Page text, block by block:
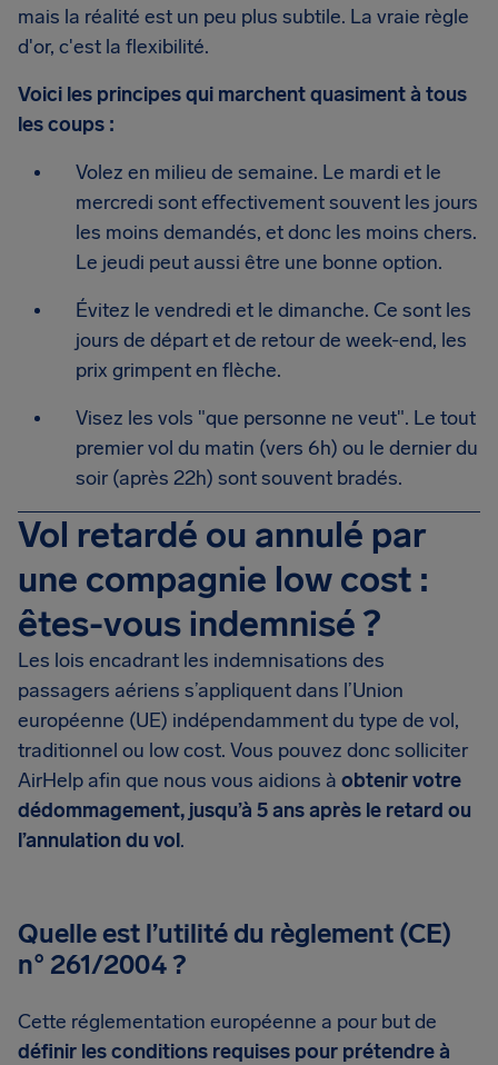
mais la réalité est un peu plus subtile. La vraie règle
d'or, c'est la flexibilité.
Voici les principes qui marchent quasiment à tous
les coups :
Volez en milieu de semaine. Le mardi et le
mercredi sont effectivement souvent les jours
les moins demandés, et donc les moins chers.
Le jeudi peut aussi être une bonne option.
Évitez le vendredi et le dimanche. Ce sont les
jours de départ et de retour de week-end, les
prix grimpent en flèche.
Visez les vols "que personne ne veut". Le tout
premier vol du matin (vers 6h) ou le dernier du
soir (après 22h) sont souvent bradés.
Vol retardé ou annulé par
une compagnie low cost :
êtes-vous indemnisé ?
Les lois encadrant les indemnisations des
passagers aériens s’appliquent dans l’Union
européenne (UE) indépendamment du type de vol,
traditionnel ou low cost. Vous pouvez donc solliciter
AirHelp afin que nous vous aidions à obtenir votre
dédommagement, jusqu’à 5 ans après le retard ou
l’annulation du vol.
Quelle est l’utilité du règlement (CE)
n° 261/2004 ?
Cette réglementation européenne a pour but de
définir les conditions requises pour prétendre à